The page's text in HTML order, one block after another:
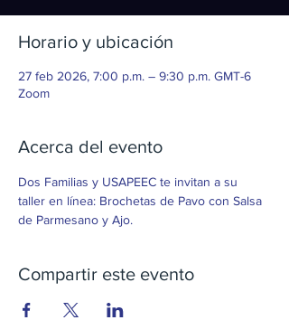
Horario y ubicación
27 feb 2026, 7:00 p.m. – 9:30 p.m. GMT-6
Zoom
Acerca del evento
Dos Familias y USAPEEC te invitan a su
taller en línea: Brochetas de Pavo con Salsa
de Parmesano y Ajo.
Compartir este evento